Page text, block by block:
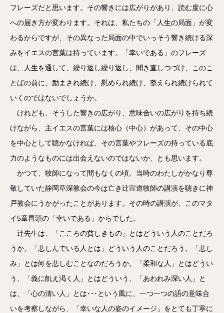
ヤ
フレーズだと思います。その響きには広がりがあり、読む度に心
への届き方が変わります。それは、私たちの「人生の局面」が変
わるからですが、その異なった局面の中でいっそう響き続ける深
みをイエスの言葉は持っています。「幸いである」のフレーズ
は、人生を通して、繰り返し繰り返し、聞き直しつづけ、このこ
とばの前に、励まされ続け、慰められ続け、整えられ続けられて
いくのではないでしょうか。
けれども、そうした響きの広がり、意味合いの広がりを持ち続
けながら、主イエスの言葉には核心（中心）があって、その中心
を中心として聴かなければ、その言葉やフレーズの持っている底
力のようなものには出会えないのではないか、とも思います。
かつて、牧師になって間もなくの頃、当時のわたしがかなり尊
敬していた静岡草深教会の今は亡き辻宣道牧師の講演を聴きに神
戸教会にうかがったことがあります。その時の講演が、このマタ
イ5章冒頭の「幸いである」からでした。
辻先生は、「こころの貧しきもの」とはどういう人のことだろ
うか。「悲しんでいる人とは」どういう人のことだろう。「悲し
み」とは何を悲しむことなのだろうか。「柔和な人」とはどうい
う、「義に飢え渇く人」とはどういう、「あわれみ深い人」と
は、「心の清い人」とは･･･という風に、一つ一つの語の意味合
いを考察しながら、「幸いな人の姿のイメージ」をとても丁寧に